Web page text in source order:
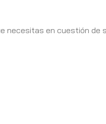
necesitas en cuestión de